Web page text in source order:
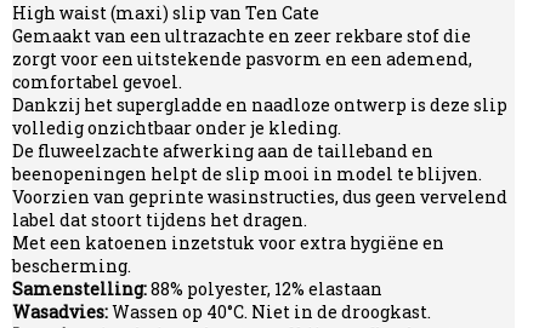
High waist (maxi) slip van Ten Cate
Gemaakt van een ultrazachte en zeer rekbare stof die
zorgt voor een uitstekende pasvorm en een ademend,
comfortabel gevoel.
Dankzij het supergladde en naadloze ontwerp is deze slip
volledig onzichtbaar onder je kleding.
De fluweelzachte afwerking aan de tailleband en
beenopeningen helpt de slip mooi in model te blijven.
Voorzien van geprinte wasinstructies, dus geen vervelend
label dat stoort tijdens het dragen.
Met een katoenen inzetstuk voor extra hygiëne en
bescherming.
Samenstelling:88% polyester, 12% elastaan
Wasadvies:Wassen op 40°C. Niet in de droogkast.